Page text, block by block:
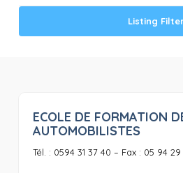
Listing
ECOLE DE FORMATION
AUTOMOBILISTES
Tél. : 0594 31 37 40 – Fax : 05 94 29